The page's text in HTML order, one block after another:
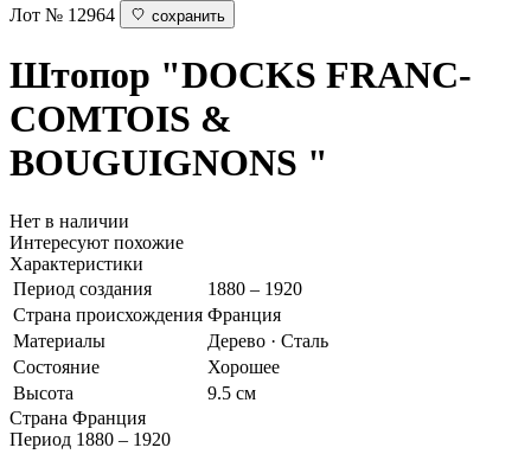
Лот № 12964
сохранить
Штопор "DOCKS FRANC-
COMTOIS &
BOUGUIGNONS "
Нет в наличии
Интересуют похожие
Характеристики
Период создания
1880 – 1920
Страна происхождения Франция
Материалы
Дерево · Сталь
Состояние
Хорошее
Высота
9.5 см
Страна Франция
Период 1880 – 1920